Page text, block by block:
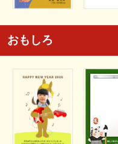
おもしろ